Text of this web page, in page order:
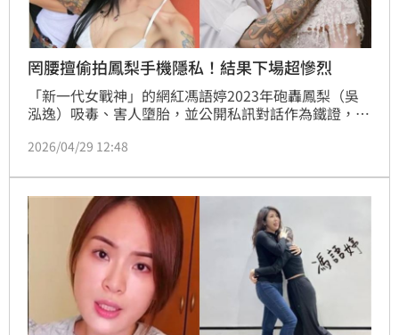
罔腰擅偷拍鳳梨手機隱私！結果下場超慘烈
「新一代女戰神」的網紅馮語婷2023年砲轟鳳梨（吳
泓逸）吸毒、害人墮胎，並公開私訊對話作為鐵證，引
疑馮語婷的真實身分是「男的」。嘉義地院近日宣判重
得他人電磁紀錄，正式遭判刑處拘役 50 日（可易科罰
金 5 萬元）。
2026/04/29 12:48